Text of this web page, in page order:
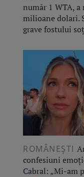
număr 1 WTA, a
milioane dolari.
grave fostului soț
ROMÂNEŞTI
confesiuni
Cabral: „Mi-am